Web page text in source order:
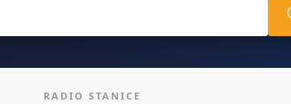
RADIO STANICE